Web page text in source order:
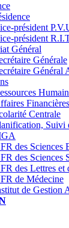
président
président
Général
Générale
Général
Centrale
Suivi
des Sciences
des Sciences
des Lettres et
de Médecine
de Gestion